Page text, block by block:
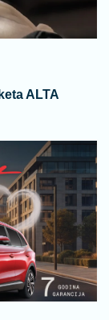
ALTA